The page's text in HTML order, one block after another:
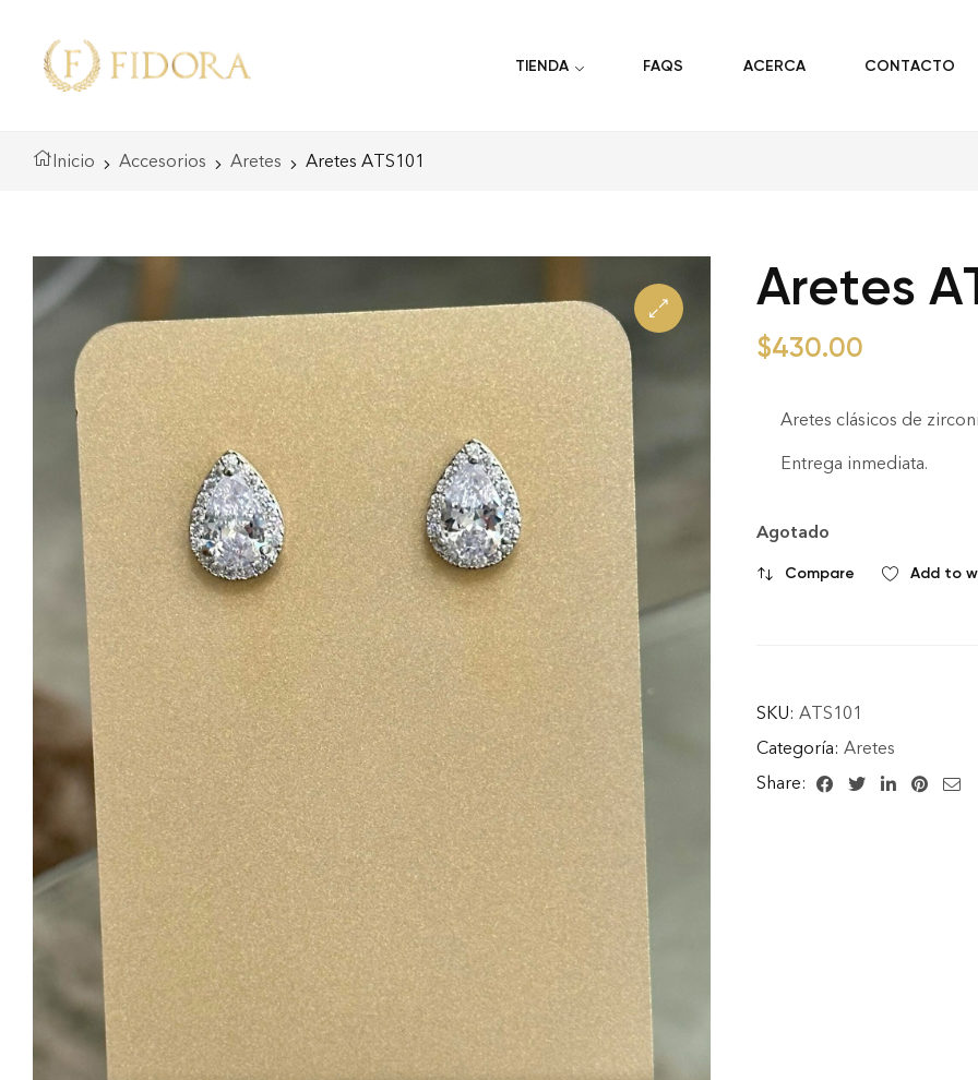
TIENDA FAQS ACERCA CONTACTO
Inicio Accesorios Aretes Aretes ATS101
Aretes
$430.00
Aretes clásicos de
Entrega inmediata.
Agotado
Compare Add to
SKU: ATS101
Categoría: Aretes
Share: